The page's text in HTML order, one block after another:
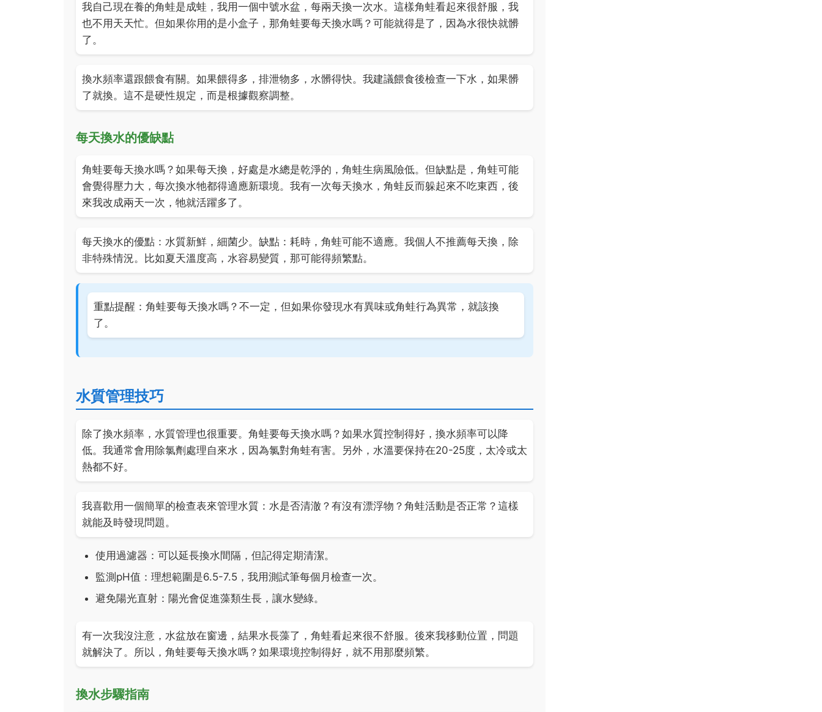
我自己現在養的角蛙是成蛙，我用一個中號水盆，每兩天換一次水。這樣角蛙看起來很舒服，我
也不用天天忙。但如果你用的是小盒子，那角蛙要每天換水嗎？可能就得是了，因為水很快就髒
了。
換水頻率還跟餵食有關。如果餵得多，排泄物多，水髒得快。我建議餵食後檢查一下水，如果髒
了就換。這不是硬性規定，而是根據觀察調整。
每天換水的優缺點
角蛙要每天換水嗎？如果每天換，好處是水總是乾淨的，角蛙生病風險低。但缺點是，角蛙可能
會覺得壓力大，每次換水牠都得適應新環境。我有一次每天換水，角蛙反而躲起來不吃東西，後
來我改成兩天一次，牠就活躍多了。
每天換水的優點：水質新鮮，細菌少。缺點：耗時，角蛙可能不適應。我個人不推薦每天換，除
非特殊情況。比如夏天溫度高，水容易變質，那可能得頻繁點。
重點提醒：角蛙要每天換水嗎？不一定，但如果你發現水有異味或角蛙行為異常，就該換
了。
水質管理技巧
除了換水頻率，水質管理也很重要。角蛙要每天換水嗎？如果水質控制得好，換水頻率可以降
低。我通常會用除氯劑處理自來水，因為氯對角蛙有害。另外，水溫要保持在20-25度，太冷或太
熱都不好。
我喜歡用一個簡單的檢查表來管理水質：水是否清澈？有沒有漂浮物？角蛙活動是否正常？這樣
就能及時發現問題。
使用過濾器：可以延長換水間隔，但記得定期清潔。
監測pH值：理想範圍是6.5-7.5，我用測試筆每個月檢查一次。
避免陽光直射：陽光會促進藻類生長，讓水變綠。
有一次我沒注意，水盆放在窗邊，結果水長藻了，角蛙看起來很不舒服。後來我移動位置，問題
就解決了。所以，角蛙要每天換水嗎？如果環境控制得好，就不用那麼頻繁。
換水步驟指南